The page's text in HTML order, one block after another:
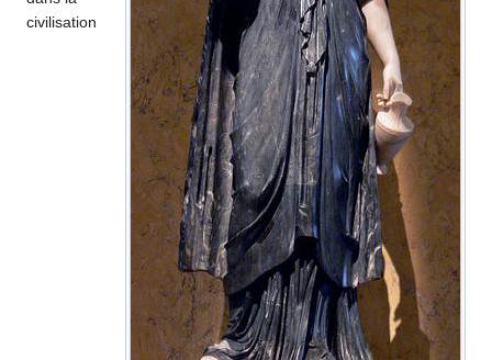
civilisation